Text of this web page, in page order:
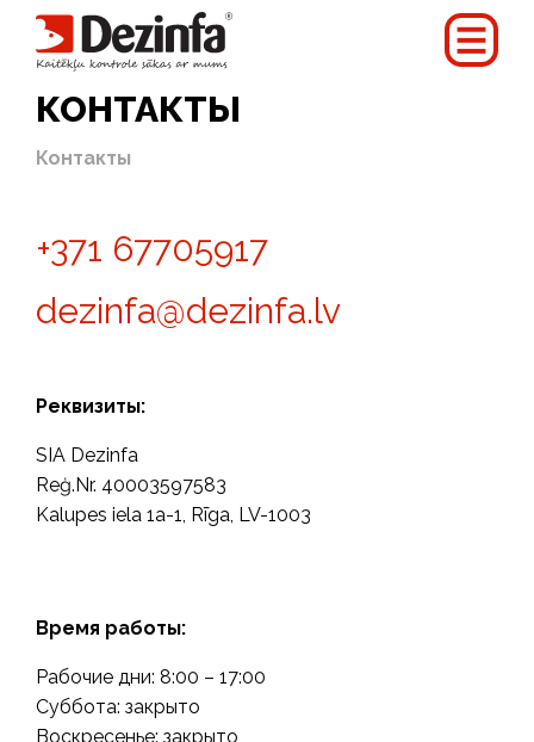
КОНТАКТЫ
Контакты
+371 67705917
dezinfa@dezinfa.lv
Реквизиты:
SIA Dezinfa
Reģ.Nr. 40003597583
Kalupes iela 1a-1, Rīga, LV-1003
Время работы:
Рабочие дни: 8:00 – 17:00
Суббота: закрыто
Воскресенье: закрыто